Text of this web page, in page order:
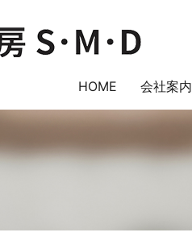
HOME 会社案内